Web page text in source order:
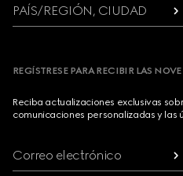
PAÍS/REGIÓN, CIUDAD
REGÍSTRESE PARA RECIBIR LAS
Reciba actualizaciones exclusivas
comunicaciones personalizadas y las
Correo electrónico